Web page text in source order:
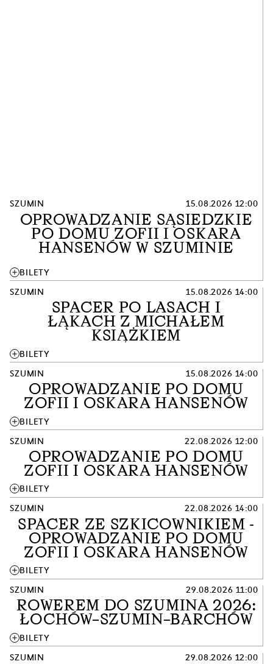
SZUMIN 15.08.2026 12:00
OPROWADZANIE SĄSIEDZKIE
PO DOMU ZOFII I OSKARA
HANSENÓW W SZUMINIE
addBILETY
SZUMIN
15.08.2026 14:00
SPACER PO LASACH I
ŁĄKACH Z MICHAŁEM
KSIĄŻKIEM
addBILETY
SZUMIN
15.08.2026 14:00
OPROWADZANIE PO DOMU
ZOFII I OSKARA HANSENÓW
addBILETY
SZUMIN
22.08.2026 12:00
OPROWADZANIE PO DOMU
ZOFII I OSKARA HANSENÓW
addBILETY
SZUMIN
22.08.2026 14:00
SPACER ZE SZKICOWNIKIEM -
OPROWADZANIE PO DOMU
ZOFII I OSKARA HANSENÓW
addBILETY
SZUMIN
29.08.2026 11:00
ROWEREM DO SZUMINA 2026:
ŁOCHÓW–SZUMIN–BARCHÓW
addBILETY
SZUMIN
29.08.2026 12:00